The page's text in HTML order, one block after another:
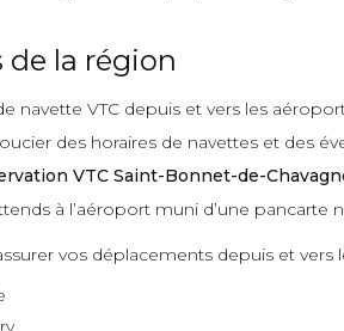
la région
navette VTC depuis et vers les
des horaires de navettes et des
VTC Saint-Bonnet-de-
à l’aéroport muni d’une pancarte
vos déplacements depuis et vers